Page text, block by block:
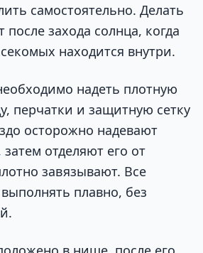
самостоятельно. Делать
захода солнца, когда
находится внутри.
надеть плотную
перчатки и защитную сетку
осторожно надевают
отделяют его от
завязывают. Все
плавно, без